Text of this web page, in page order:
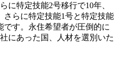
に特定技能2号移行で10年、
さらに特定技能1号と特定技能
です。永住希望者が圧倒的に
にあった国、人材を選別いた